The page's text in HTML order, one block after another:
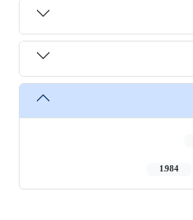
1,984